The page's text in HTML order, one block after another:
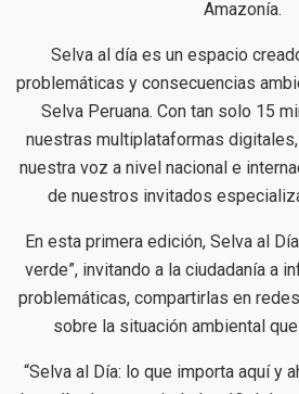
Amazonía.
Selva al día es un espacio
problemáticas y consecuencias
Selva Peruana. Con tan solo 15
nuestras multiplataformas
nuestra voz a nivel nacional e
de nuestros invitados
En esta primera edición, Selva al
verde”, invitando a la ciudadanía a
problemáticas, compartirlas en
sobre la situación ambiental
“Selva al Día: lo que importa aquí y